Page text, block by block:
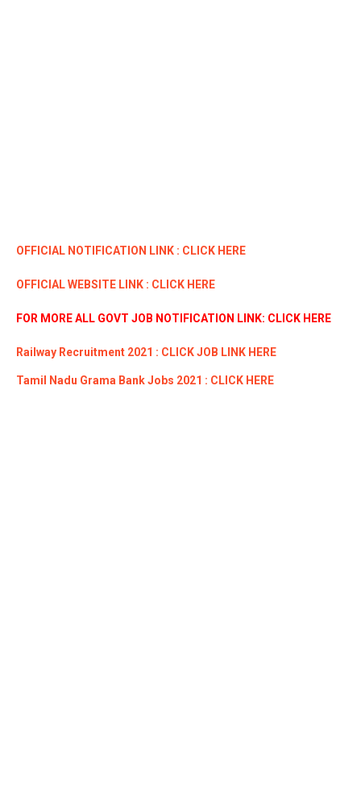
OFFICIAL NOTIFICATION LINK : CLICK HERE
OFFICIAL WEBSITE LINK : CLICK HERE
FOR MORE ALL GOVT JOB NOTIFICATION LINK: CLICK HERE
Railway Recruitment 2021 : CLICK JOB LINK HERE
Tamil Nadu Grama Bank Jobs 2021 : CLICK HERE